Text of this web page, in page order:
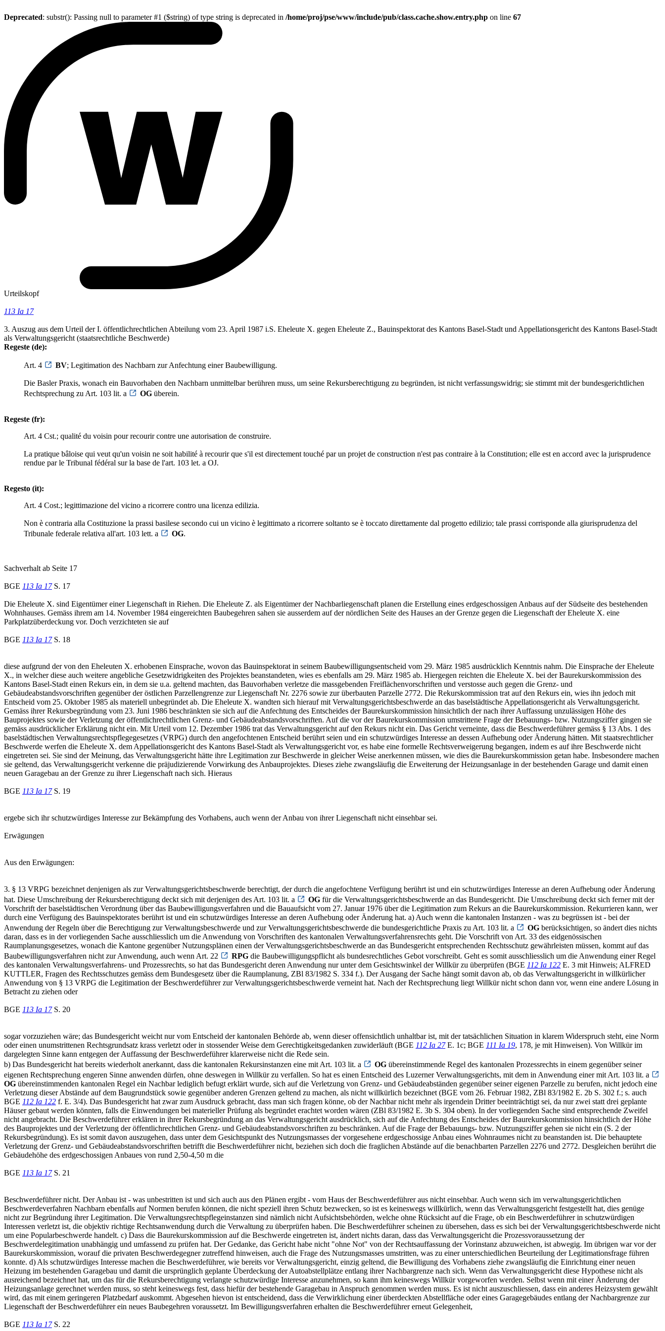
Deprecated: substr(): Passing null to parameter #1 ($string) of type string is deprecated in /home/proj/pse/www/include/pub/class.cache.show.entry.php on line 67
Urteilskopf
113 Ia 17
3. Auszug aus dem Urteil der I. öffentlichrechtlichen Abteilung vom 23. April 1987 i.S. Eheleute X. gegen Eheleute Z., Bauinspektorat des Kantons Basel-Stadt und Appellationsgericht des Kantons Basel-Stadt
als Verwaltungsgericht (staatsrechtliche Beschwerde)
Regeste (de):
Art. 4 BV; Legitimation des Nachbarn zur Anfechtung einer Baubewilligung.
Die Basler Praxis, wonach ein Bauvorhaben den Nachbarn unmittelbar berühren muss, um seine Rekursberechtigung zu begründen, ist nicht verfassungswidrig; sie stimmt mit der bundesgerichtlichen
Rechtsprechung zu Art. 103 lit. a
OG überein.
Regeste (fr):
Art. 4 Cst.; qualité du voisin pour recourir contre une autorisation de construire.
La pratique bâloise qui veut qu'un voisin ne soit habilité à recourir que s'il est directement touché par un projet de construction n'est pas contraire à la Constitution; elle est en accord avec la jurisprudence
rendue par le Tribunal fédéral sur la base de l'art. 103 let. a OJ.
Regesto (it):
Art. 4 Cost.; legittimazione del vicino a ricorrere contro una licenza edilizia.
Non è contraria alla Costituzione la prassi basilese secondo cui un vicino è legittimato a ricorrere soltanto se è toccato direttamente dal progetto edilizio; tale prassi corrisponde alla giurisprudenza del
Tribunale federale relativa all'art. 103 lett. a
OG.
Sachverhalt ab Seite 17
BGE 113 Ia 17S. 17
Die Eheleute X. sind Eigentümer einer Liegenschaft in Riehen. Die Eheleute Z. als Eigentümer der Nachbarliegenschaft planen die Erstellung eines erdgeschossigen Anbaus auf der Südseite des bestehenden
Wohnhauses. Gemäss ihrem am 14. November 1984 eingereichten Baubegehren sahen sie ausserdem auf der nördlichen Seite des Hauses an der Grenze gegen die Liegenschaft der Eheleute X. eine
Parkplatzüberdeckung vor. Doch verzichteten sie auf
BGE 113 Ia 17S. 18
diese aufgrund der von den Eheleuten X. erhobenen Einsprache, wovon das Bauinspektorat in seinem Baubewilligungsentscheid vom 29. März 1985 ausdrücklich Kenntnis nahm. Die Einsprache der Eheleute
X., in welcher diese auch weitere angebliche Gesetzwidrigkeiten des Projektes beanstandeten, wies es ebenfalls am 29. März 1985 ab. Hiergegen reichten die Eheleute X. bei der Baurekurskommission des
Kantons Basel-Stadt einen Rekurs ein, in dem sie u.a. geltend machten, das Bauvorhaben verletze die massgebenden Freiflächenvorschriften und verstosse auch gegen die Grenz- und
Gebäudeabstandsvorschriften gegenüber der östlichen Parzellengrenze zur Liegenschaft Nr. 2276 sowie zur überbauten Parzelle 2772. Die Rekurskommission trat auf den Rekurs ein, wies ihn jedoch mit
Entscheid vom 25. Oktober 1985 als materiell unbegründet ab. Die Eheleute X. wandten sich hierauf mit Verwaltungsgerichtsbeschwerde an das baselstädtische Appellationsgericht als Verwaltungsgericht.
Gemäss ihrer Rekursbegründung vom 23. Juni 1986 beschränkten sie sich auf die Anfechtung des Entscheides der Baurekurskommission hinsichtlich der nach ihrer Auffassung unzulässigen Höhe des
Bauprojektes sowie der Verletzung der öffentlichrechtlichen Grenz- und Gebäudeabstandsvorschriften. Auf die vor der Baurekurskommission umstrittene Frage der Bebauungs- bzw. Nutzungsziffer gingen sie
gemäss ausdrücklicher Erklärung nicht ein. Mit Urteil vom 12. Dezember 1986 trat das Verwaltungsgericht auf den Rekurs nicht ein. Das Gericht verneinte, dass die Beschwerdeführer gemäss § 13 Abs. 1 des
baselstädtischen Verwaltungsrechtspflegegesetzes (VRPG) durch den angefochtenen Entscheid berührt seien und ein schutzwürdiges Interesse an dessen Aufhebung oder Änderung hätten. Mit staatsrechtlicher
Beschwerde werfen die Eheleute X. dem Appellationsgericht des Kantons Basel-Stadt als Verwaltungsgericht vor, es habe eine formelle Rechtsverweigerung begangen, indem es auf ihre Beschwerde nicht
eingetreten sei. Sie sind der Meinung, das Verwaltungsgericht hätte ihre Legitimation zur Beschwerde in gleicher Weise anerkennen müssen, wie dies die Baurekurskommission getan habe. Insbesondere machen
sie geltend, das Verwaltungsgericht verkenne die präjudizierende Vorwirkung des Anbauprojektes. Dieses ziehe zwangsläufig die Erweiterung der Heizungsanlage in der bestehenden Garage und damit einen
neuen Garagebau an der Grenze zu ihrer Liegenschaft nach sich. Hieraus
BGE 113 Ia 17S. 19
ergebe sich ihr schutzwürdiges Interesse zur Bekämpfung des Vorhabens, auch wenn der Anbau von ihrer Liegenschaft nicht einsehbar sei.
Erwägungen
Aus den Erwägungen:
3. § 13 VRPG bezeichnet denjenigen als zur Verwaltungsgerichtsbeschwerde berechtigt, der durch die angefochtene Verfügung berührt ist und ein schutzwürdiges Interesse an deren Aufhebung oder Änderung
hat. Diese Umschreibung der Rekursberechtigung deckt sich mit derjenigen des Art. 103 lit. a
OG für die Verwaltungsgerichtsbeschwerde an das Bundesgericht. Die Umschreibung deckt sich ferner mit der
Vorschrift der baselstädtischen Verordnung über das Baubewilligungsverfahren und die Bauaufsicht vom 27. Januar 1976 über die Legitimation zum Rekurs an die Baurekurskommission. Rekurrieren kann, wer
durch eine Verfügung des Bauinspektorates berührt ist und ein schutzwürdiges Interesse an deren Aufhebung oder Änderung hat. a) Auch wenn die kantonalen Instanzen - was zu begrüssen ist - bei der
Anwendung der Regeln über die Berechtigung zur Verwaltungsbeschwerde und zur Verwaltungsgerichtsbeschwerde die bundesgerichtliche Praxis zu Art. 103 lit. a
OG berücksichtigen, so ändert dies nichts
daran, dass es in der vorliegenden Sache ausschliesslich um die Anwendung von Vorschriften des kantonalen Verwaltungsverfahrensrechts geht. Die Vorschrift von Art. 33 des eidgenössischen
Raumplanungsgesetzes, wonach die Kantone gegenüber Nutzungsplänen einen der Verwaltungsgerichtsbeschwerde an das Bundesgericht entsprechenden Rechtsschutz gewährleisten müssen, kommt auf das
Baubewilligungsverfahren nicht zur Anwendung, auch wenn Art. 22
RPG die Baubewilligungspflicht als bundesrechtliches Gebot vorschreibt. Geht es somit ausschliesslich um die Anwendung einer Regel
des kantonalen Verwaltungsverfahrens- und Prozessrechts, so hat das Bundesgericht deren Anwendung nur unter dem Gesichtswinkel der Willkür zu überprüfen (BGE 112 Ia 122 E. 3 mit Hinweis; ALFRED
KUTTLER, Fragen des Rechtsschutzes gemäss dem Bundesgesetz über die Raumplanung, ZBl 83/1982 S. 334 f.). Der Ausgang der Sache hängt somit davon ab, ob das Verwaltungsgericht in willkürlicher
Anwendung von § 13 VRPG die Legitimation der Beschwerdeführer zur Verwaltungsgerichtsbeschwerde verneint hat. Nach der Rechtsprechung liegt Willkür nicht schon dann vor, wenn eine andere Lösung in
Betracht zu ziehen oder
BGE 113 Ia 17S. 20
sogar vorzuziehen wäre; das Bundesgericht weicht nur vom Entscheid der kantonalen Behörde ab, wenn dieser offensichtlich unhaltbar ist, mit der tatsächlichen Situation in klarem Widerspruch steht, eine Norm
oder einen unumstrittenen Rechtsgrundsatz krass verletzt oder in stossender Weise dem Gerechtigkeitsgedanken zuwiderläuft (BGE 112 Ia 27E. 1c; BGE 111 Ia 19, 178, je mit Hinweisen). Von Willkür im
dargelegten Sinne kann entgegen der Auffassung der Beschwerdeführer klarerweise nicht die Rede sein.
b) Das Bundesgericht hat bereits wiederholt anerkannt, dass die kantonalen Rekursinstanzen eine mit Art. 103 lit. a
OG übereinstimmende Regel des kantonalen Prozessrechts in einem gegenüber seiner
eigenen Rechtsprechung engeren Sinne anwenden dürfen, ohne deswegen in Willkür zu verfallen. So hat es einen Entscheid des Luzerner Verwaltungsgerichts, mit dem in Anwendung einer mit Art. 103 lit. a
OG übereinstimmenden kantonalen Regel ein Nachbar lediglich befugt erklärt wurde, sich auf die Verletzung von Grenz- und Gebäudeabständen gegenüber seiner eigenen Parzelle zu berufen, nicht jedoch eine
Verletzung dieser Abstände auf dem Baugrundstück sowie gegenüber anderen Grenzen geltend zu machen, als nicht willkürlich bezeichnet (BGE vom 26. Februar 1982, ZBl 83/1982 E. 2b S. 302 f.; s. auch
BGE 112 Ia 122 f. E. 3/4). Das Bundesgericht hat zwar zum Ausdruck gebracht, dass man sich fragen könne, ob der Nachbar nicht mehr als irgendein Dritter beeinträchtigt sei, da nur zwei statt drei geplante
Häuser gebaut werden könnten, falls die Einwendungen bei materieller Prüfung als begründet erachtet worden wären (ZBl 83/1982 E. 3b S. 304 oben). In der vorliegenden Sache sind entsprechende Zweifel
nicht angebracht. Die Beschwerdeführer erklären in ihrer Rekursbegründung an das Verwaltungsgericht ausdrücklich, sich auf die Anfechtung des Entscheides der Baurekurskommission hinsichtlich der Höhe
des Bauprojektes und der Verletzung der öffentlichrechtlichen Grenz- und Gebäudeabstandsvorschriften zu beschränken. Auf die Frage der Bebauungs- bzw. Nutzungsziffer gehen sie nicht ein (S. 2 der
Rekursbegründung). Es ist somit davon auszugehen, dass unter dem Gesichtspunkt des Nutzungsmasses der vorgesehene erdgeschossige Anbau eines Wohnraumes nicht zu beanstanden ist. Die behauptete
Verletzung der Grenz- und Gebäudeabstandsvorschriften betrifft die Beschwerdeführer nicht, beziehen sich doch die fraglichen Abstände auf die benachbarten Parzellen 2276 und 2772. Desgleichen berührt die
Gebäudehöhe des erdgeschossigen Anbaues von rund 2,50-4,50 m die
BGE 113 Ia 17S. 21
Beschwerdeführer nicht. Der Anbau ist - was unbestritten ist und sich auch aus den Plänen ergibt - vom Haus der Beschwerdeführer aus nicht einsehbar. Auch wenn sich im verwaltungsgerichtlichen
Beschwerdeverfahren Nachbarn ebenfalls auf Normen berufen können, die nicht speziell ihren Schutz bezwecken, so ist es keineswegs willkürlich, wenn das Verwaltungsgericht festgestellt hat, dies genüge
nicht zur Begründung ihrer Legitimation. Die Verwaltungsrechtspflegeinstanzen sind nämlich nicht Aufsichtsbehörden, welche ohne Rücksicht auf die Frage, ob ein Beschwerdeführer in schutzwürdigen
Interessen verletzt ist, die objektiv richtige Rechtsanwendung durch die Verwaltung zu überprüfen haben. Die Beschwerdeführer scheinen zu übersehen, dass es sich bei der Verwaltungsgerichtsbeschwerde nicht
um eine Popularbeschwerde handelt. c) Dass die Baurekurskommission auf die Beschwerde eingetreten ist, ändert nichts daran, dass das Verwaltungsgericht die Prozessvoraussetzung der
Beschwerdelegitimation unabhängig und umfassend zu prüfen hat. Der Gedanke, das Gericht habe nicht "ohne Not" von der Rechtsauffassung der Vorinstanz abzuweichen, ist abwegig. Im übrigen war vor der
Baurekurskommission, worauf die privaten Beschwerdegegner zutreffend hinweisen, auch die Frage des Nutzungsmasses umstritten, was zu einer unterschiedlichen Beurteilung der Legitimationsfrage führen
konnte. d) Als schutzwürdiges Interesse machen die Beschwerdeführer, wie bereits vor Verwaltungsgericht, einzig geltend, die Bewilligung des Vorhabens ziehe zwangsläufig die Einrichtung einer neuen
Heizung im bestehenden Garagebau und damit die ursprünglich geplante Überdeckung der Autoabstellplätze entlang ihrer Nachbargrenze nach sich. Wenn das Verwaltungsgericht diese Hypothese nicht als
ausreichend bezeichnet hat, um das für die Rekursberechtigung verlangte schutzwürdige Interesse anzunehmen, so kann ihm keineswegs Willkür vorgeworfen werden. Selbst wenn mit einer Änderung der
Heizungsanlage gerechnet werden muss, so steht keineswegs fest, dass hiefür der bestehende Garagebau in Anspruch genommen werden muss. Es ist nicht auszuschliessen, dass ein anderes Heizsystem gewählt
wird, das mit einem geringeren Platzbedarf auskommt. Abgesehen hievon ist entscheidend, dass die Verwirklichung einer überdeckten Abstellfläche oder eines Garagegebäudes entlang der Nachbargrenze zur
Liegenschaft der Beschwerdeführer ein neues Baubegehren voraussetzt. Im Bewilligungsverfahren erhalten die Beschwerdeführer erneut Gelegenheit,
BGE 113 Ia 17S. 22